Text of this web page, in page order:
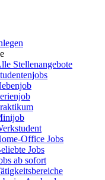
Stellenangebote
Office Jobs
Jobs
ab sofort